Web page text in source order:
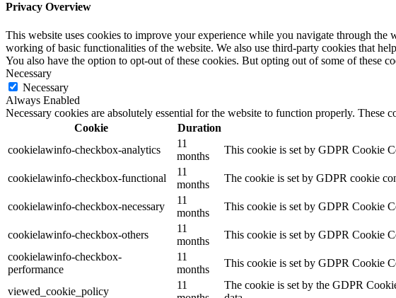
Privacy Overview
This website uses cookies to improve your experience while you navigate through the
working of basic functionalities of the website. We also use third-party cookies that
You also have the option to opt-out of these cookies. But opting out of some of these
Necessary
Necessary
Always Enabled
Necessary cookies are absolutely essential for the website to function properly. These
Cookie
Duration
cookielawinfo-checkbox-analytics
11
months
This cookie is set by GDPR Cookie
cookielawinfo-checkbox-functional
11
months
The cookie is set by GDPR cookie
cookielawinfo-checkbox-necessary
11
months
This cookie is set by GDPR Cookie
cookielawinfo-checkbox-others
11
months
This cookie is set by GDPR Cookie
cookielawinfo-checkbox-
performance
11
months
This cookie is set by GDPR Cookie
viewed_cookie_policy
11
The cookie is set by the GDPR